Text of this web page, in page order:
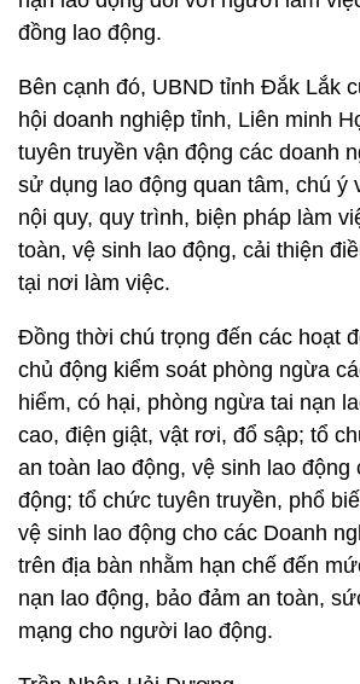
đồng lao động.
Bên cạnh đó, UBND tỉnh Đắk Lắk
hội doanh nghiệp tỉnh, Liên minh
tuyên truyền vận động các doanh
sử dụng lao động quan tâm, chú ý
nội quy, quy trình, biện pháp làm
toàn, vệ sinh lao động, cải thiện
tại nơi làm việc.
Đồng thời chú trọng đến các hoạt
chủ động kiểm soát phòng ngừa
hiểm, có hại, phòng ngừa tai nạn
cao, điện giật, vật rơi, đổ sập; tổ
an toàn lao động, vệ sinh lao
động; tổ chức tuyên truyền, phổ
vệ sinh lao động cho các Doanh
trên địa bàn nhằm hạn chế đến
nạn lao động, bảo đảm an toàn,
mạng cho người lao động.